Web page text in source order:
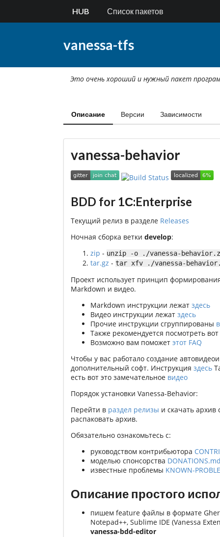
HUB Список пакетов
vanessa-tfs
Это очень хороший и нужный пакет
Описание Версии Зависимости
vanessa-behavior
BDD for 1С:Enterprise
Текущий релиз в разделе Releases
Ночная сборка ветки develop:
zip - unzip -o ./vanessa-
tar.gz - tar xfv ./vanessa-
Проект использует принцип
Markdown и видео.
Markdown инструкции лежат здесь
Видео инструкции лежат здесь
Прочие инструкции сгруппированы
Также рекомендуется посмотреть вот
Возможно вам поможет этот FAQ
Чтобы у вас работало создание
дополнительный софт. Инструкция здесь
есть вот это замечательное видео
Порядок установки Vanessa-Behavior:
Перейти в раздел релизы и скачать
распаковать архив.
Обязательно ознакомьтесь с:
руководством контрибьютора
моделью спонсорства
известные проблемы KNOWN-
Описание простого
пишем feature файлы в формате
Notepad++, Sublime IDE (Vanessa
vanessa-bdd-editor